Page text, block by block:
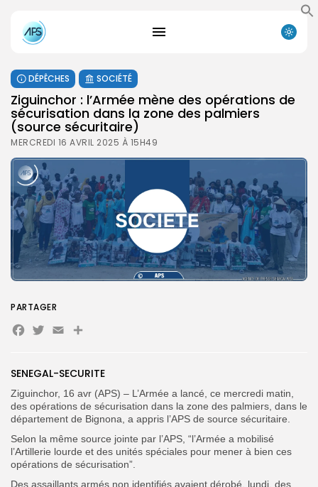
DÉPÊCHES SOCIÉTÉ
Ziguinchor : l’Armée mène des opérations de
sécurisation dans la zone des palmiers
(source sécuritaire)
MERCREDI 16 AVRIL 2025 À 15H49
SENEGAL-SECURITE
Ziguinchor, 16 avr (APS) – L’Armée a lancé, ce mercredi matin,
des opérations de sécurisation dans la zone des palmiers, dans le
département de Bignona, a appris l’APS de source sécuritaire.
Selon la même source jointe par l’APS, “l’Armée a mobilisé
l’Artillerie lourde et des unités spéciales pour mener à bien ces
opérations de sécurisation”.
Des assaillants armés non identifiés avaient dérobé, lundi, des
PARTAGER
Facebook
Twitter
EmailPartager